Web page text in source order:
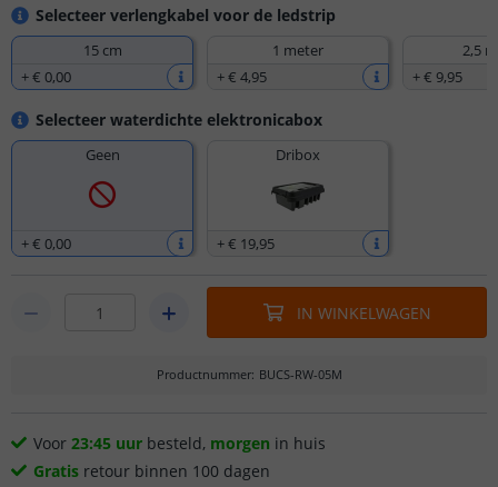
Selecteer verlengkabel voor de ledstrip
15 cm
+€ 0,00
1 meter
+€ 4,95
2,5
+€ 9,95
Selecteer waterdichte elektronicabox
Geen
+€ 0,00
Dribox
+€ 19,95
IN WINKELWAGEN
Productnummer: BUCS-RW-05M
Voor 23:45 uur besteld, morgen in huis
Gratis retour binnen 100 dagen